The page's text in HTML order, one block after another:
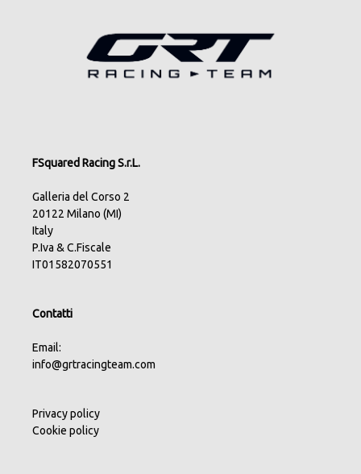
FSquared Racing S.r.L.
Galleria del Corso 2
20122 Milano (MI)
Italy
P.Iva & C.Fiscale
IT01582070551
Contatti
Email:
info@grtracingteam.com
Privacy policy
Cookie policy